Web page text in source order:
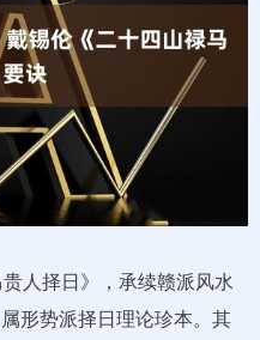
人择日》，承续赣派风水
形势派择日理论珍本。其